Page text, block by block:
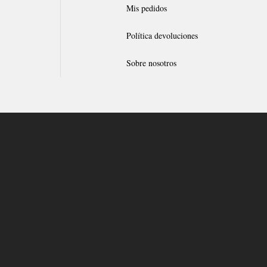
Mis pedidos
Política devoluciones
Sobre nosotros